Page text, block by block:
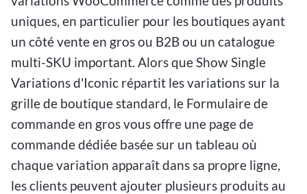
uniques, en particulier pour les boutiques ayant
un côté vente en gros ou B2B ou un catalogue
multi-SKU important. Alors que Show Single
Variations d'Iconic répartit les variations sur la
grille de boutique standard, le Formulaire de
commande en gros vous offre une page de
commande dédiée basée sur un tableau où
chaque variation apparaît dans sa propre ligne,
les clients peuvent ajouter plusieurs produits au